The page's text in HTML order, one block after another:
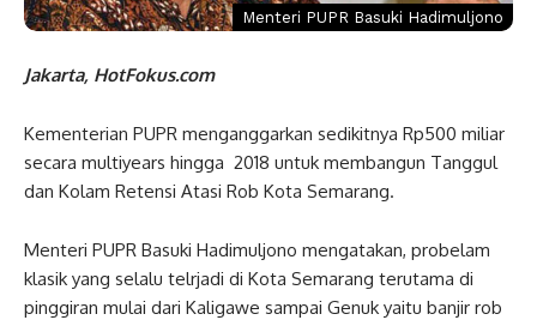
Menteri PUPR Basuki Hadimuljono
Jakarta, HotFokus.com
Kementerian PUPR menganggarkan sedikitnya Rp500 miliar
secara multiyears hingga 2018 untuk membangun Tanggul
dan Kolam Retensi Atasi Rob Kota Semarang.
Menteri PUPR Basuki Hadimuljono mengatakan, probelam
klasik yang selalu telrjadi di Kota Semarang terutama di
pinggiran mulai dari Kaligawe sampai Genuk yaitu banjir rob